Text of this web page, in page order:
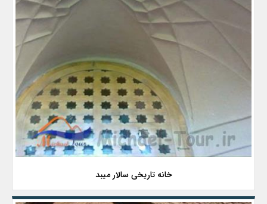
خانه تاریخی سالار میبد